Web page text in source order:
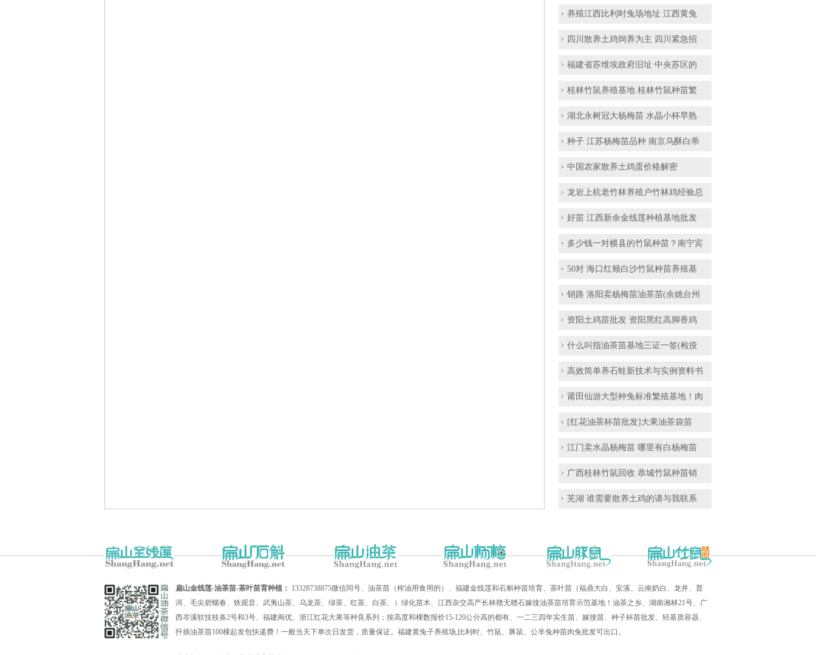
养殖江西比利时兔场地址 江西黄兔
四川散养土鸡饲养为主 四川紧急招
福建省苏维埃政府旧址 中央苏区的
桂林竹鼠养殖基地 桂林竹鼠种苗繁
湖北永树冠大杨梅苗 水晶小杯早熟
种子 江苏杨梅苗品种 南京乌酥白蒂
中国农家散养土鸡蛋价格解密
龙岩上杭老竹林养殖户竹林鸡经验总
好苗 江西新余金线莲种植基地批发
多少钱一对横县的竹鼠种苗？南宁宾
50对 海口红颊白沙竹鼠种苗养殖基
销路 洛阳卖杨梅苗油茶苗(余姚台州
资阳土鸡苗批发 资阳黑红高脚香鸡
什么叫指油茶苗基地三证一签(检疫
高效简单养石蛙新技术与实例资料书
莆田仙游大型种兔标准繁殖基地！肉
[红花油茶杯苗批发]大果油茶袋苗
江门卖水晶杨梅苗 哪里有白杨梅苗
广西桂林竹鼠回收 恭城竹鼠种苗销
芜湖 谁需要散养土鸡的请与我联系
扁山金线莲-油茶苗-茶叶苗育种植： 13328738875微信同号、油茶苗（榨油用食用的）、福建金线莲和石斛种苗培育、茶叶苗（福鼎大白、安溪、云南奶白、龙井、普
洱、毛尖碧螺春、铁观音、武夷山茶、乌龙茶、绿茶、红茶、白茶、）绿化苗木、江西杂交高产长林赣无赣石嫁接油茶苗培育示范基地！油茶之乡、湖南湘林21号、广
西岑溪软技枝条2号和3号、福建闽优、浙江红花大果等种良系列；按高度和棵数报价15-120公分高的都有、一二三四年实生苗、嫁接苗、种子杯苗批发、轻基质容器、
扦插油茶苗100棵起发包快递费！一般当天下单次日发货，质量保证。福建黄兔子养殖场,比利时、竹鼠、豚鼠、公羊兔种苗肉兔批发可出口。